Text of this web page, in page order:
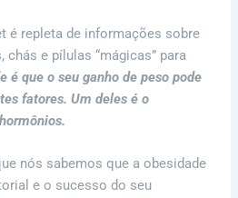
é repleta de informações sobre
e pílulas “mágicas” para
é que o seu ganho de peso pode
fatores. Um deles é o
nós sabemos que a obesidade
e o sucesso do seu